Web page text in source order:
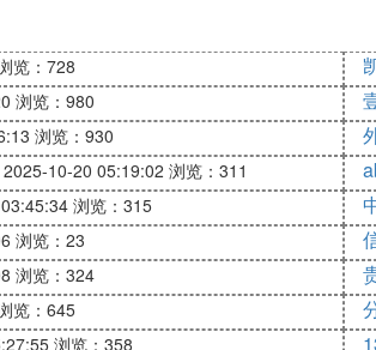
哪些
、玉柴国际、广深铁路、中移动、
联通、日月光半、中华电信、搜房
、凤凰新媒、唯品会、西斯班、金
无忧英语、中通、信而富、百世、
里巴巴集团）是以曾担任英语教师
关联公司的业务和服务中取得经营
览：728
浏览：980
浏览：930
10-20 05:19:02 浏览：311
浏览：315
浏览：23
浏览：324
览：645
浏览：358